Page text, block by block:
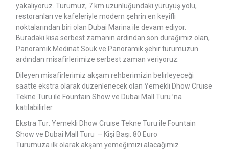
yakalıyoruz. Turumuz, 7 km uzunluğundaki yürüyüş yolu,
restoranları ve kafeleriyle modern şehrin en keyifli
noktalarından biri olan Dubai Marina ile devam ediyor.
Buradaki kısa serbest zamanın ardından son durağımız olan,
Panoramik Medinat Souk ve Panoramik şehir turumuzun
ardından misafirlerimize serbest zaman veriyoruz.
Dileyen misafirlerimiz akşam rehberimizin belirleyeceği
saatte ekstra olarak düzenlenecek olan Yemekli Dhow Cruıse
Tekne Turu ile Fountain Show ve Dubai Mall Turu ’na
katılabilirler.
Ekstra Tur: Yemekli Dhow Cruıse Tekne Turu ile Fountain
Show ve Dubai Mall Turu – Kişi Başı: 80 Euro
Turumuza ilk olarak akşam yemeğimizi alacağımız